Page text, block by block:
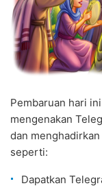
Pembaruan hari
mengenakan
dan
seperti:
Dapatkan